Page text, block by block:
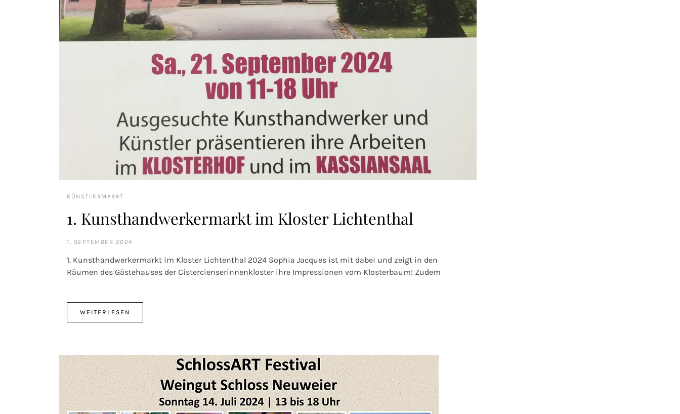
KÜNSTLERMARKT
1. Kunsthandwerkermarkt im Kloster Lichtenthal
1. SEPTEMBER 2024
1. Kunsthandwerkermarkt im Kloster Lichtenthal 2024 Sophia Jacques ist mit dabei und zeigt in den
Räumen des Gästehauses der Cistercienserinnenkloster ihre Impressionen vom Klosterbaum! Zudem
WEITERLESEN